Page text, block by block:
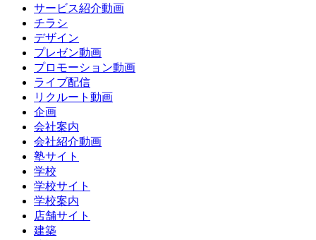
サービス紹介動画
チラシ
デザイン
プレゼン動画
プロモーション動画
ライブ配信
リクルート動画
企画
会社案内
会社紹介動画
塾サイト
学校
学校サイト
学校案内
店舗サイト
建築